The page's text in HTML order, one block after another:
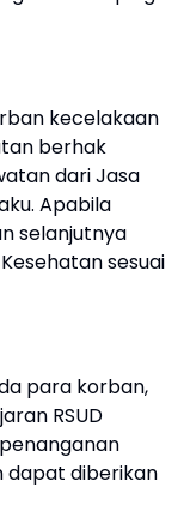
kecelakaan
berhak
dari Jasa
Apabila
selanjutnya
sesuai
para korban,
RSUD
dapat diberikan